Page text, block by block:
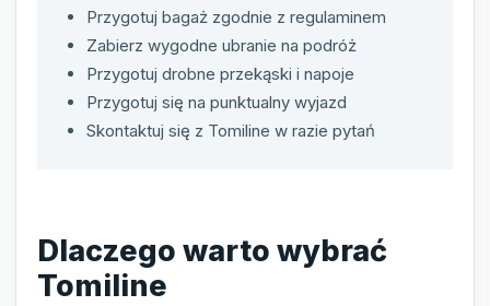
Przygotuj bagaż zgodnie z regulaminem
Zabierz wygodne ubranie na podróż
Przygotuj drobne przekąski i napoje
Przygotuj się na punktualny wyjazd
Skontaktuj się z Tomiline w razie pytań
Dlaczego warto wybrać
Tomiline